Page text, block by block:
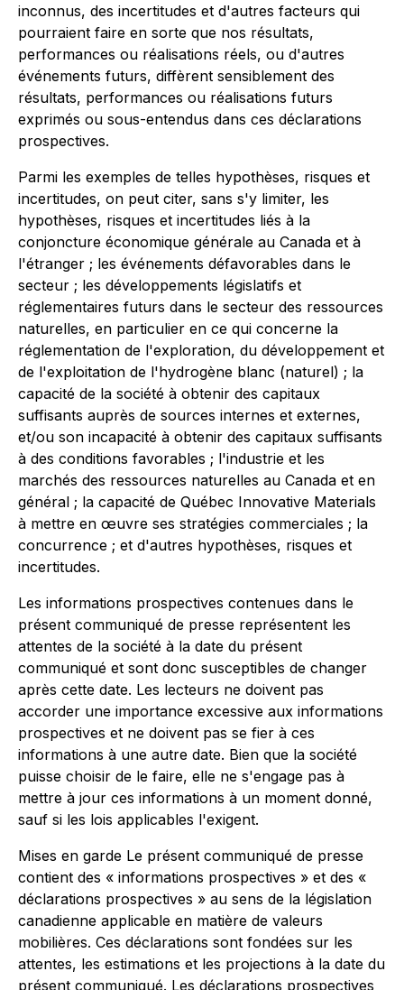
inconnus, des incertitudes et d'autres facteurs qui
pourraient faire en sorte que nos résultats,
performances ou réalisations réels, ou d'autres
événements futurs, diffèrent sensiblement des
résultats, performances ou réalisations futurs
exprimés ou sous-entendus dans ces déclarations
prospectives.
Parmi les exemples de telles hypothèses, risques et
incertitudes, on peut citer, sans s'y limiter, les
hypothèses, risques et incertitudes liés à la
conjoncture économique générale au Canada et à
l'étranger ; les événements défavorables dans le
secteur ; les développements législatifs et
réglementaires futurs dans le secteur des ressources
naturelles, en particulier en ce qui concerne la
réglementation de l'exploration, du développement et
de l'exploitation de l'hydrogène blanc (naturel) ; la
capacité de la société à obtenir des capitaux
suffisants auprès de sources internes et externes,
et/ou son incapacité à obtenir des capitaux suffisants
à des conditions favorables ; l'industrie et les
marchés des ressources naturelles au Canada et en
général ; la capacité de Québec Innovative Materials
à mettre en œuvre ses stratégies commerciales ; la
concurrence ; et d'autres hypothèses, risques et
incertitudes.
Les informations prospectives contenues dans le
présent communiqué de presse représentent les
attentes de la société à la date du présent
communiqué et sont donc susceptibles de changer
après cette date. Les lecteurs ne doivent pas
accorder une importance excessive aux informations
prospectives et ne doivent pas se fier à ces
informations à une autre date. Bien que la société
puisse choisir de le faire, elle ne s'engage pas à
mettre à jour ces informations à un moment donné,
sauf si les lois applicables l'exigent.
Mises en garde Le présent communiqué de presse
contient des « informations prospectives » et des «
déclarations prospectives » au sens de la législation
canadienne applicable en matière de valeurs
mobilières. Ces déclarations sont fondées sur les
attentes, les estimations et les projections à la date du
présent communiqué. Les déclarations prospectives